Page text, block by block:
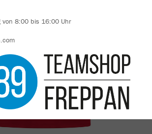
von 8:00 bis 16:00 Uhr
unsere Website verbessern. Weitere
Du in den Einstellungen.
Alle ablehnen
mehr Infos
Datenschutz
Impressum